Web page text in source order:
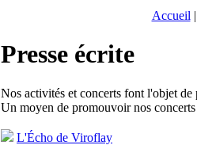
Accueil
Presse écrite
Nos activités et concerts font l'objet de
Un moyen de promouvoir nos
L'Écho de Viroflay